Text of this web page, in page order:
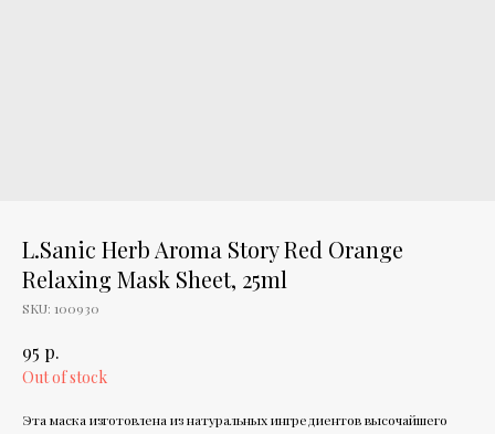
L.Sanic Herb Aroma Story Red Orange
Relaxing Mask Sheet, 25ml
SKU: 100930
95 р.
Out of stock
Эта маска изготовлена из натуральных ингредиентов высочайшего